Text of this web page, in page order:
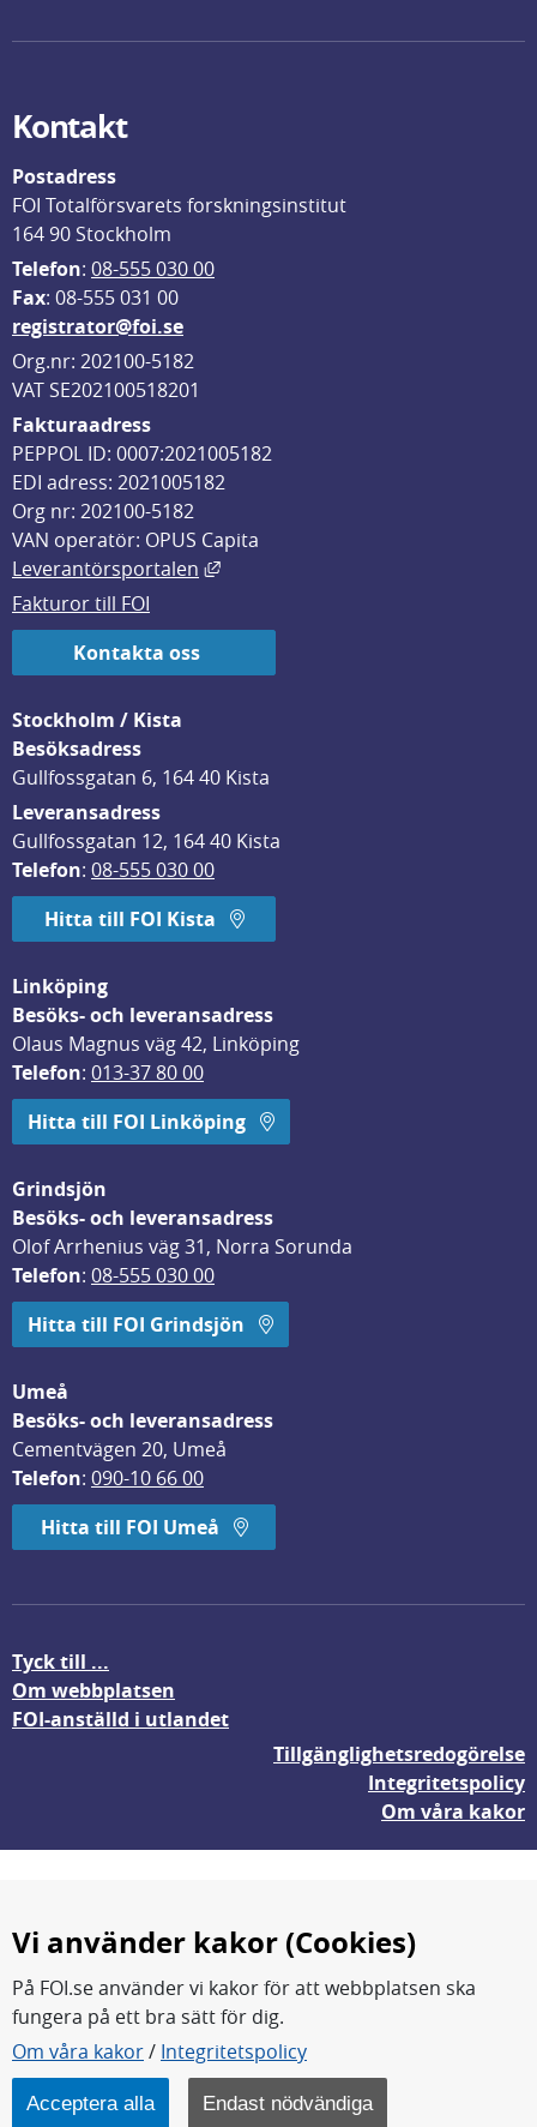
Kontakt
Postadress
FOI Totalförsvarets forskningsinstitut
164 90 Stockholm
Telefon: 08-555 030 00
Fax: 08-555 031 00
registrator@foi.se
Org.nr: 202100-5182
VAT SE202100518201
Fakturaadress
PEPPOL ID: 0007:2021005182
EDI adress: 2021005182
Org nr: 202100-5182
VAN operatör: OPUS Capita
Leverantörsportalen
Länk till annan webbplats, öppnas
Fakturor till FOI
Kontakta oss
Stockholm / Kista
Besöksadress
Gullfossgatan 6, 164 40 Kista
Leveransadress
Gullfossgatan 12, 164 40 Kista
Telefon: 08-555 030 00
Hitta till FOI Kista
Linköping
Besöks- och leveransadress
Olaus Magnus väg 42, Linköping
Telefon: 013-37 80 00
Hitta till FOI Linköping
Grindsjön
Besöks- och leveransadress
Olof Arrhenius väg 31, Norra Sorunda
Telefon: 08-555 030 00
Hitta till FOI Grindsjön
Umeå
Besöks- och leveransadress
Cementvägen 20, Umeå
Telefon: 090-10 66 00
Hitta till FOI Umeå
Tyck till ...
Om webbplatsen
FOI-anställd i utlandet
Tillgänglighetsredogörelse
Integritetspolicy
Om våra kakor
FOI forskar för en säkrare värld.
FOI:s kärnverksamhet är forskning, metod- och
teknikutveckling samt analyser och studier.
Myndigheten ligger under Försvarsdepartementet.
Vi använder kakor (Cookies)
På FOI.se använder vi kakor för att webbplatsen ska
fungera på ett bra sätt för dig.
Om våra kakor/ Integritetspolicy
Acceptera alla Endast nödvändiga